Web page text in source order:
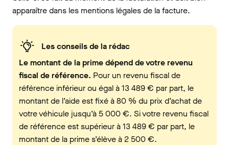
apparaître dans les mentions légales de la facture.
Les conseils de la rédac
Le montant de la prime dépend de votre revenu
fiscal de référence. Pour un revenu fiscal de
référence inférieur ou égal à 13 489 € par part, le
montant de l’aide est fixé à 80 % du prix d’achat de
votre véhicule jusqu’à 5 000 €. Si votre revenu fiscal
de référence est supérieur à 13 489 € par part, le
montant de la prime s’élève à 2 500 €.